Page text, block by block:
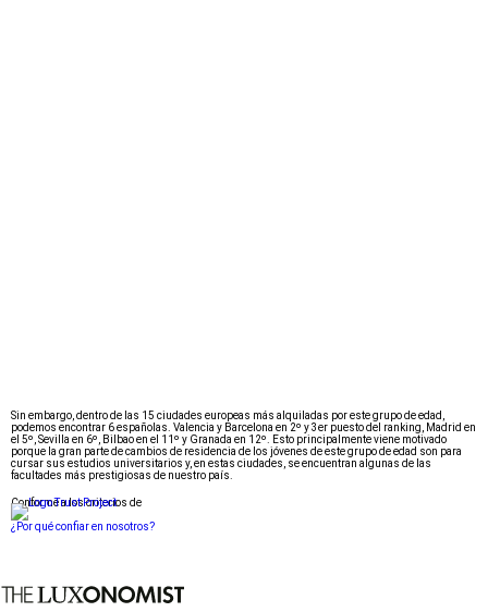
Sin embargo, dentro de las 15 ciudades europeas más alquiladas por este grupo de edad,
podemos encontrar 6 españolas. Valencia y Barcelona en 2º y 3er puesto del ranking, Madrid en
el 5º, Sevilla en 6º, Bilbao en el 11º y Granada en 12º. Esto principalmente viene motivado
porque la gran parte de cambios de residencia de los jóvenes de este grupo de edad son para
cursar sus estudios universitarios y, en estas ciudades, se encuentran algunas de las
facultades más prestigiosas de nuestro país.
Conforme a los criterios de
¿Por qué confiar en nosotros?